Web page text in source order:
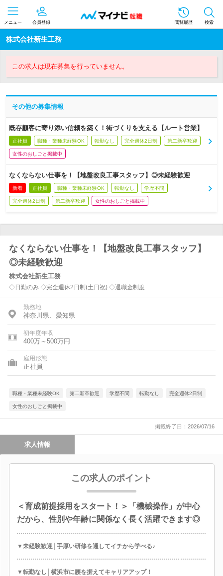
メニュー 会員登録 閲覧履歴 検索
株式会社新生工務
この求人は現在募集を行っていません。
その他の募集情報
既存顧客に寄り添い信頼を築く！街づくりを支える【ルート営業】
正社員 職種・業種未経験OK 転勤なし 完全週休2日制 第二新卒歓迎
女性のおしごと掲載中
なくならない仕事を！【地盤改良工事スタッフ】◎未経験歓迎
新着 正社員 職種・業種未経験OK 転勤なし 学歴不問
完全週休2日制 第二新卒歓迎 女性のおしごと掲載中
なくならない仕事を！【地盤改良工事スタッフ】
◎未経験歓迎
株式会社新生工務
◇日勤のみ ◇完全週休2日制(土日祝) ◇退職金制度
勤務地
神奈川県、愛知県
初年度年収
400万～500万円
雇用形態
正社員
職種・業種未経験OK 第二新卒歓迎 学歴不問 転勤なし 完全週休2日制
女性のおしごと掲載中
掲載終了日：2026/07/16
求人情報
この求人のポイント
＜育成前提採用をスタート！＞「機械操作」が中心
だから、性別や年齢に関係なく長く活躍できます◎
▼未経験歓迎│手厚い研修を通してイチから学べる♪
▼転勤なし│横浜市に腰を据えてキャリアアップ！